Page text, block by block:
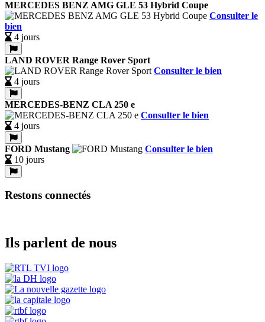
MERCEDES BENZ AMG GLE 53 Hybrid Coupe
Consulter le
bien
4 jours
LAND ROVER Range Rover Sport
Consulter le bien
4 jours
MERCEDES-BENZ CLA 250 e
Consulter le bien
4 jours
FORD Mustang
Consulter le bien
10 jours
Restons connectés
Ils parlent de nous